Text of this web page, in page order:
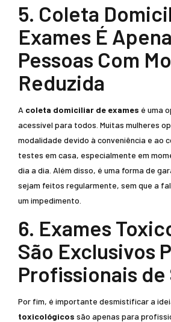
5. Coleta
Exames É
Pessoas Com
Reduzida
A coleta domiciliar de exames é uma
acessível para todos. Muitas mulheres
modalidade devido à conveniência e ao
testes em casa, especialmente em
dia a dia. Além disso, é uma forma de
sejam feitos regularmente, sem que a
um impedimento.
6. Exames
São Exclusivos
Profissionais de
Por fim, é importante desmistificar a
toxicológicos são apenas para